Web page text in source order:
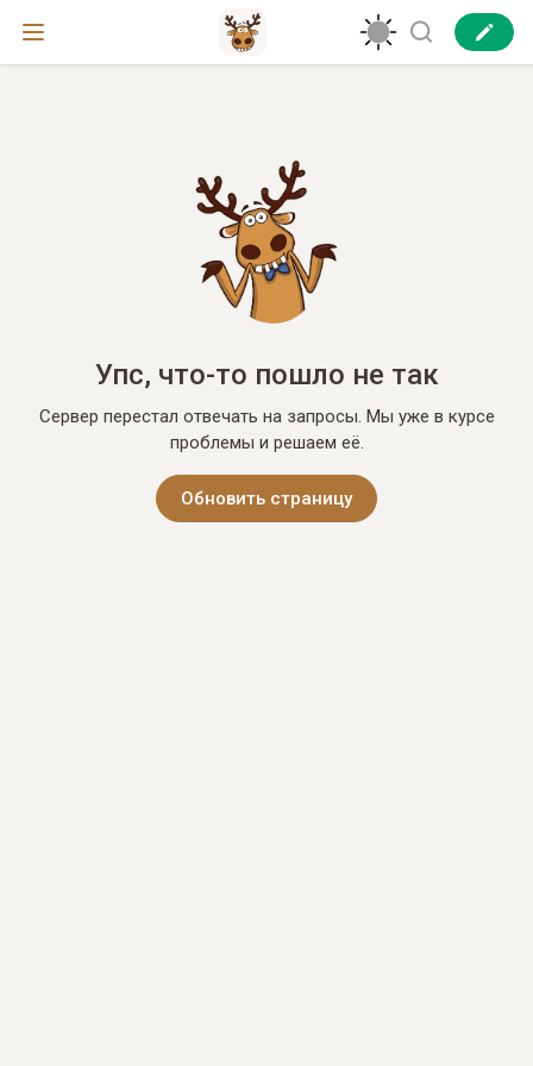
Упс, что-то пошло не так
Сервер перестал отвечать на запросы. Мы уже в курсе
проблемы и решаем её.
Обновить страницу